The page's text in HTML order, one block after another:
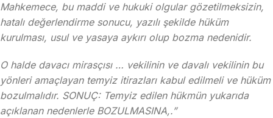
Mahkemece, bu maddi ve hukuki olgular gözetilmeksizin,
hatalı değerlendirme sonucu, yazılı şekilde hüküm
kurulması, usul ve yasaya aykırı olup bozma nedenidir.
O halde davacı mirasçısı … vekilinin ve davalı vekilinin bu
yönleri amaçlayan temyiz itirazları kabul edilmeli ve hüküm
bozulmalıdır. SONUÇ: Temyiz edilen hükmün yukarıda
açıklanan nedenlerle BOZULMASINA,.”